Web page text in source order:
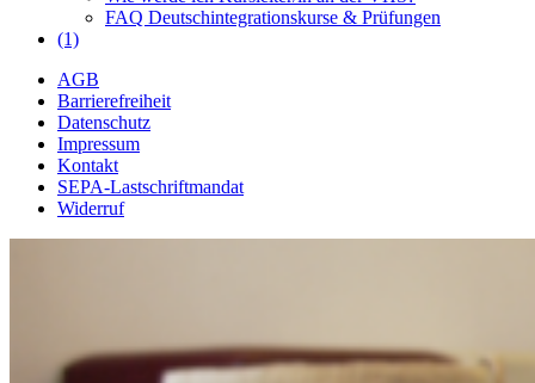
FAQ Deutschintegrationskurse & Prüfungen
(1)
AGB
Barrierefreiheit
Datenschutz
Impressum
Kontakt
SEPA-Lastschriftmandat
Widerruf